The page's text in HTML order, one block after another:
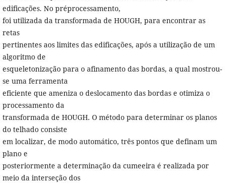
edificações. No préprocessamento,
foi utilizada da transformada de HOUGH, para encontrar as
retas
pertinentes aos limites das edificações, após a utilização de um
algoritmo de
esqueletonização para o afinamento das bordas, a qual mostrou-
se uma ferramenta
eficiente que ameniza o deslocamento das bordas e otimiza o
processamento da
transformada de HOUGH. O método para determinar os planos
do telhado consiste
em localizar, de modo automático, três pontos que definam um
plano e
posteriormente a determinação da cumeeira é realizada por
meio da interseção dos